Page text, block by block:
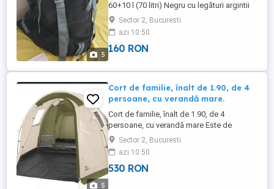
5
60+10 l (70 litri) Negru cu legături argintii
Ca şi nou!
Sector 2, Bucuresti
azi 10:50
160 RON
5
Cort de familie, înalt de 1.90, de 4
persoane, cu verandă mare.
Cort de familie, înalt de 1.90, de 4
persoane, cu verandă mare Este de
culoare maro deschis. Nou nouț, cu
mamual de instructiuni Nu a fost desfăcut
niciodata
Sector 2, Bucuresti
azi 10:50
530 RON